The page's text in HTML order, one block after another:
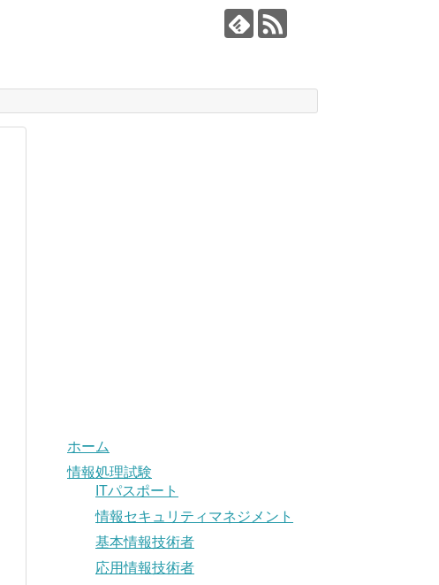
ホーム
情報処理試験
ITパスポート
情報セキュリティマネジメント
基本情報技術者
応用情報技術者